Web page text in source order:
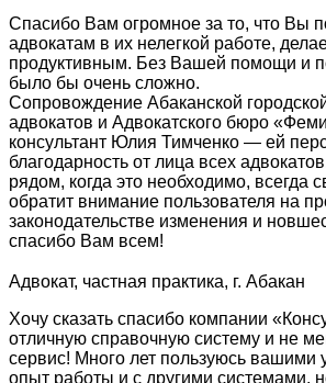
Спасибо Вам огромное за то, что Вы
адвокатам в их нелегкой работе,
продуктивным. Без Вашей помощи и
было бы очень сложно.
Сопровождение Абаканской
адвокатов и Адвокатского бюро
консультант Юлия Тимченко — ей
благодарность от лица всех
рядом, когда это необходимо, всегда
обратит внимание пользователя на
законодательстве изменения и
спасибо Вам всем!
Адвокат, частная практика, г. Абакан
Хочу сказать спасибо компании
отличную справочную систему и не
сервис! Много лет пользуюсь вашими
опыт работы и с другими системами,